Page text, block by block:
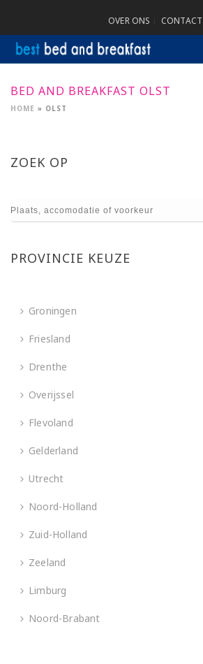
OVER ONS CONTACT
BED AND BREAKFAST OLST
HOME » OLST
ZOEK OP
PROVINCIE KEUZE
Groningen
Friesland
Drenthe
Overijssel
Flevoland
Gelderland
Utrecht
Noord-Holland
Zuid-Holland
Zeeland
Limburg
Noord-Brabant